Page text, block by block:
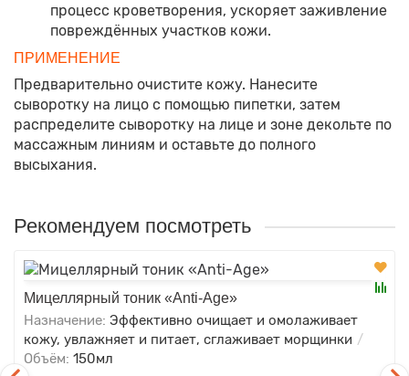
процесс кроветворения, ускоряет заживление
повреждённых участков кожи.
ПРИМЕНЕНИЕ
Предварительно очистите кожу. Нанесите
сыворотку на лицо с помощью пипетки, затем
распределите сыворотку на лице и зоне декольте по
массажным линиям и оставьте до полного
высыхания.
Рекомендуем посмотреть
Мицеллярный тоник «Anti-Age»
Назначение: Эффективно очищает и омолаживает
кожу, увлажняет и питает, сглаживает морщинки
Объём: 150мл